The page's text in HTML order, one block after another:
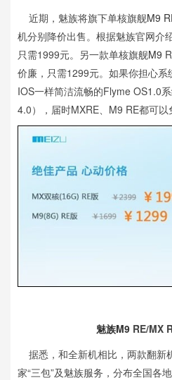
近期，魅族将旗下单核旗舰M9
机分别降价出售。根据魅族官网介
只需1999元。另一款单核旗舰M9
价廉，只需1299元。如果你担心
IOS一样简洁流畅的Flyme OS1.0
4.0），届时MXRE、M9 RE都可以
魅族M9RE/MX
据悉，和全新机相比，两款翻新
家“三包”及魅族服务，分布全国各